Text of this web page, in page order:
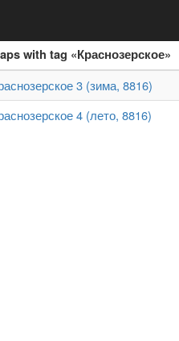
with tag «Краснозерское»
3 (зима, 8816)
4 (лето, 8816)